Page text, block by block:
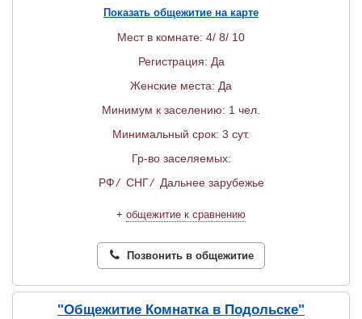
Показать общежитие на карте
Мест в комнате: 4/ 8/ 10
Регистрация: Да
Женские места: Да
Минимум к заселению: 1 чел.
Минимальный срок: 3 сут.
Гр-во заселяемых:
РФ/ СНГ/ Дальнее зарубежье
+ общежитие к сравнению
Позвонить в общежитие
"Общежитие Комнатка в Подольске"